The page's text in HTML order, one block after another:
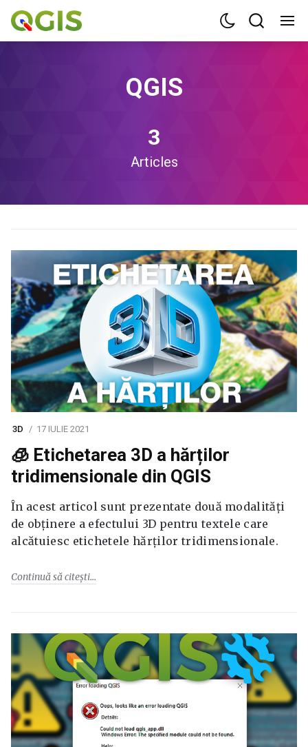
QGIS
3
Articles
3D 17 IULIE 2021
🧊 Etichetarea 3D a hărților
tridimensionale din QGIS
În acest articol sunt prezentate două modalități
de obținere a efectului 3D pentru textele care
alcătuiesc etichetele hărților tridimensionale.
Continuă să citești